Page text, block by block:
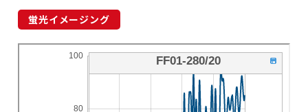
蛍光イメージング